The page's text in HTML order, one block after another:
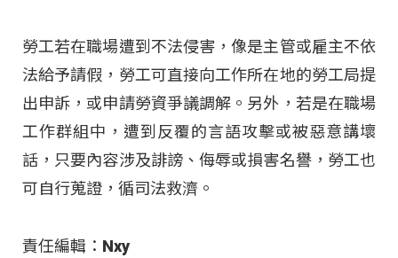
勞工若在職場遭到不法侵害，像是主管或雇主不依
法給予請假，勞工可直接向工作所在地的勞工局提
出申訴，或申請勞資爭議調解 。另外，若是在職場
工作群組中，遭到反覆的言語攻擊或被惡意講壞
話，只要內容涉及誹謗、侮辱或損害名譽，勞工也
可自行蒐證，循司法救濟 。
責任編輯：Nxy